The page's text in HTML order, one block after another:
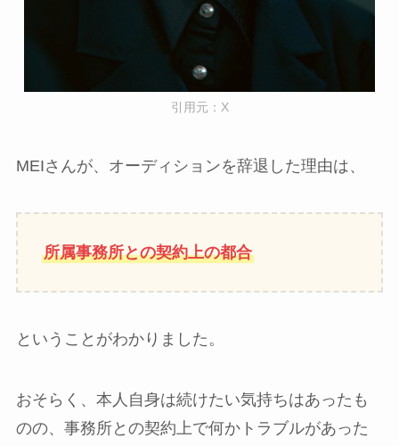
引用元：X
MEIさんが、オーディションを辞退した理由は、
所属事務所との契約上の都合
ということがわかりました。
おそらく、本人自身は続けたい気持ちはあったも
のの、事務所との契約上で何かトラブルがあった